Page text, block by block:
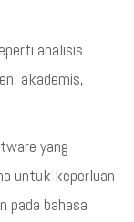
analisis
akademis,
yang
untuk keperluan
pada bahasa